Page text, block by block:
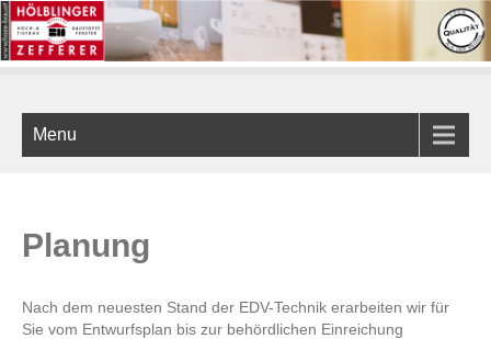
Menu
Planung
Nach dem neuesten Stand der EDV-Technik erarbeiten wir für
Sie vom Entwurfsplan bis zur behördlichen Einreichung